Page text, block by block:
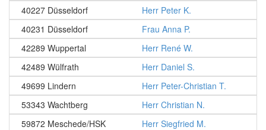
40227 Düsseldorf
Herr Peter K.
40231 Düsseldorf
Frau Anna P.
42289 Wuppertal
Herr René W.
42489 Wülfrath
Herr Daniel S.
49699 Lindern
Herr Peter-Christian T.
53343 Wachtberg
Herr Christian N.
59872 Meschede/HSK
Herr Siegfried M.